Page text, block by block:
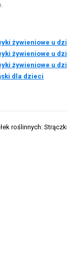
żywieniowe u
żywieniowe u
żywieniowe u
dla dzieci
roślinnych: